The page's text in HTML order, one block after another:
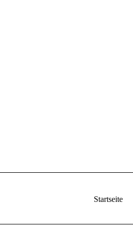
Startseite